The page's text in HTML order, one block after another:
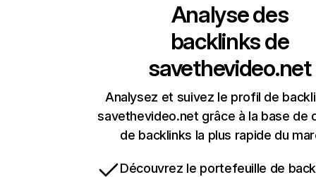
Analyse des
backlinks de
savethevideo.net
Analysez et suivez le profil de
savethevideo.net grâce à la base de
de backlinks la plus rapide du
Découvrez le portefeuille de